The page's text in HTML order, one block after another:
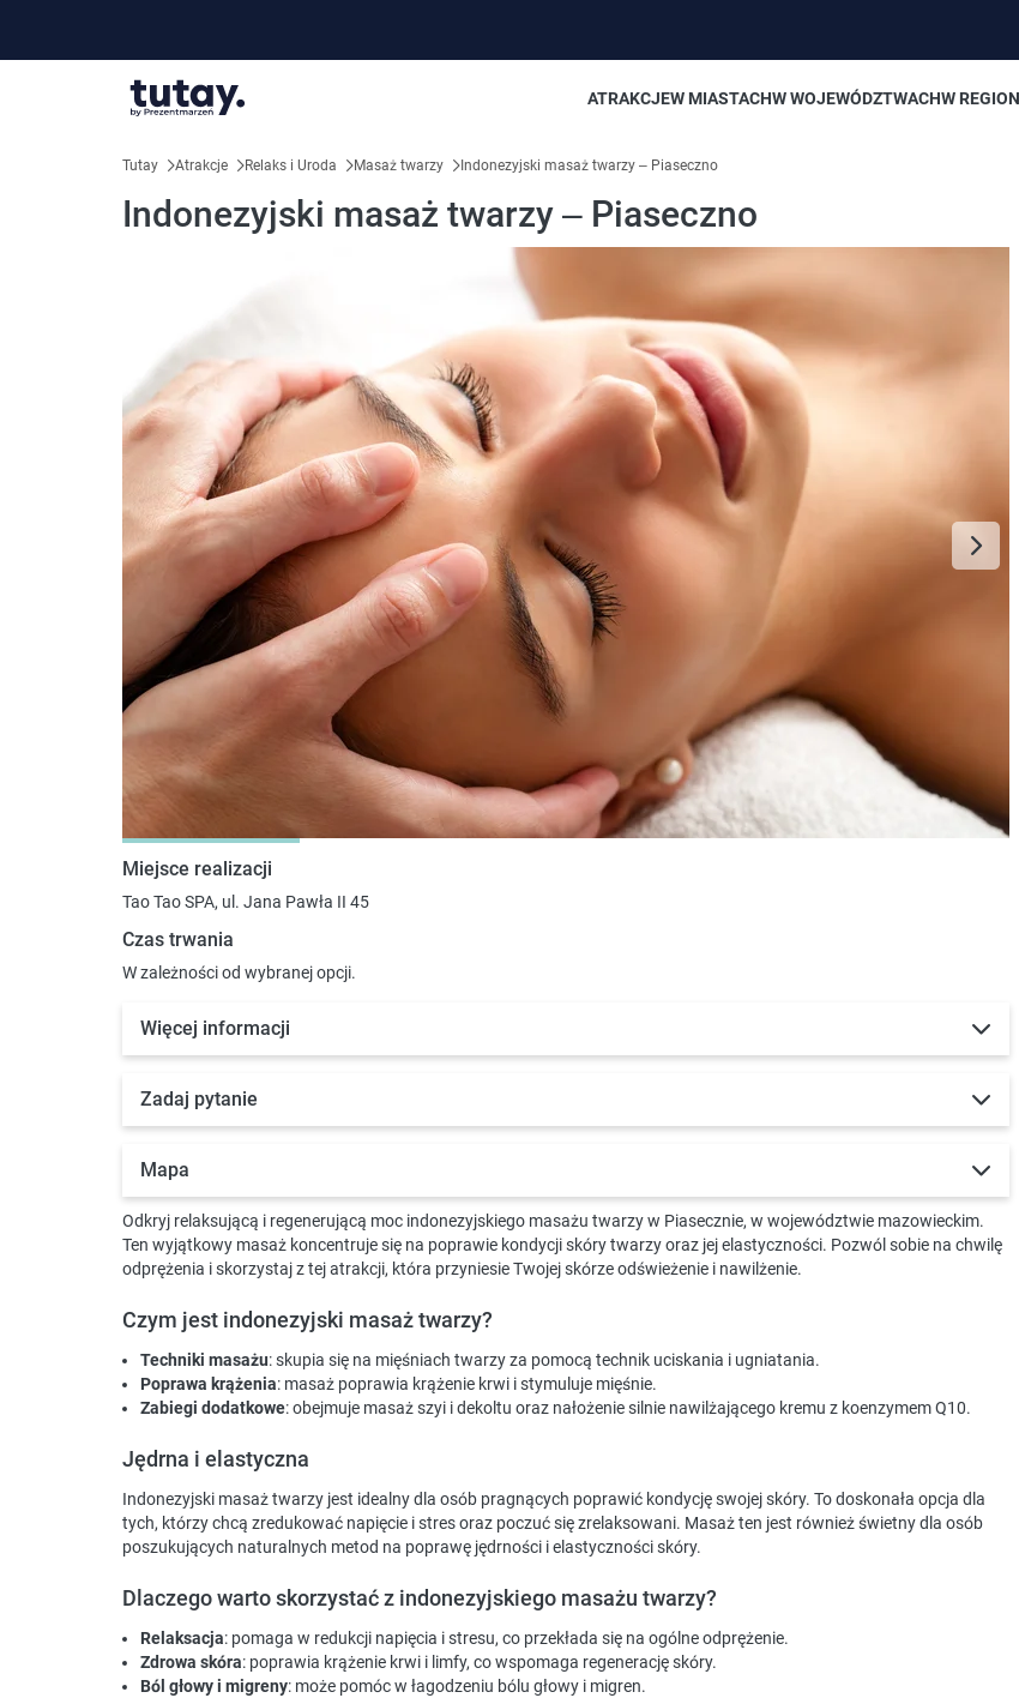
ATRAKCJEW MIASTACHW WOJEWÓDZTWACHW
Tutay Atrakcje Relaks i Uroda Masaż twarzy Indonezyjski masaż twarzy – Piaseczno
Indonezyjski masaż twarzy – Piaseczno
Miejsce realizacji
Tao Tao SPA, ul. Jana Pawła II 45
Czas trwania
W zależności od wybranej opcji.
Więcej informacji
Zadaj pytanie
Mapa
Odkryj relaksującą i regenerującą moc indonezyjskiego masażu twarzy w Piasecznie, w województwie mazowieckim.
Ten wyjątkowy masaż koncentruje się na poprawie kondycji skóry twarzy oraz jej elastyczności. Pozwól sobie na chwilę
odprężenia i skorzystaj z tej atrakcji, która przyniesie Twojej skórze odświeżenie i nawilżenie.
Czym jest indonezyjski masaż twarzy?
Techniki masażu: skupia się na mięśniach twarzy za pomocą technik uciskania i ugniatania.
Poprawa krążenia: masaż poprawia krążenie krwi i stymuluje mięśnie.
Zabiegi dodatkowe: obejmuje masaż szyi i dekoltu oraz nałożenie silnie nawilżającego kremu z koenzymem Q10.
Jędrna i elastyczna
Indonezyjski masaż twarzy jest idealny dla osób pragnących poprawić kondycję swojej skóry. To doskonała opcja dla
tych, którzy chcą zredukować napięcie i stres oraz poczuć się zrelaksowani. Masaż ten jest również świetny dla osób
poszukujących naturalnych metod na poprawę jędrności i elastyczności skóry.
Dlaczego warto skorzystać z indonezyjskiego masażu twarzy?
Relaksacja: pomaga w redukcji napięcia i stresu, co przekłada się na ogólne odprężenie.
Zdrowa skóra: poprawia krążenie krwi i limfy, co wspomaga regenerację skóry.
Ból głowy i migreny: może pomóc w łagodzeniu bólu głowy i migren.